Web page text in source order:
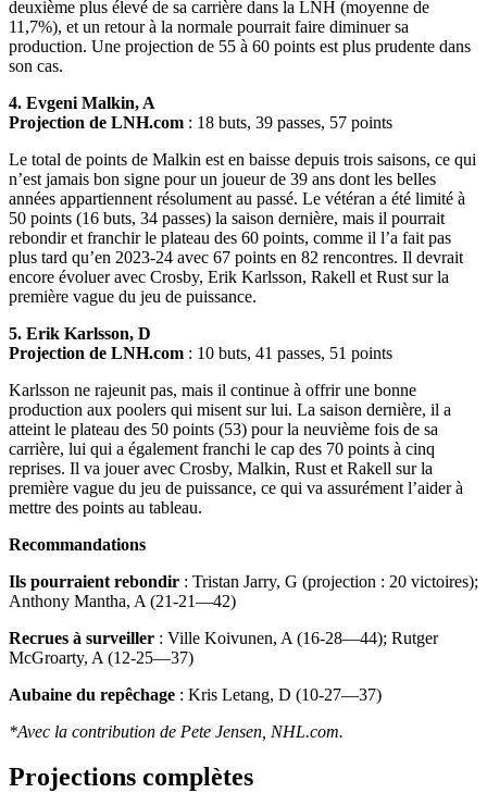
deuxième plus élevé de sa carrière dans la LNH (moyenne de
11,7%), et un retour à la normale pourrait faire diminuer sa
production. Une projection de 55 à 60 points est plus prudente dans
son cas.
4. Evgeni Malkin, A
Projection de LNH.com : 18 buts, 39 passes, 57 points
Le total de points de Malkin est en baisse depuis trois saisons, ce qui
n’est jamais bon signe pour un joueur de 39 ans dont les belles
années appartiennent résolument au passé. Le vétéran a été limité à
50 points (16 buts, 34 passes) la saison dernière, mais il pourrait
rebondir et franchir le plateau des 60 points, comme il l’a fait pas
plus tard qu’en 2023-24 avec 67 points en 82 rencontres. Il devrait
encore évoluer avec Crosby, Erik Karlsson, Rakell et Rust sur la
première vague du jeu de puissance.
5. Erik Karlsson, D
Projection de LNH.com : 10 buts, 41 passes, 51 points
Karlsson ne rajeunit pas, mais il continue à offrir une bonne
production aux poolers qui misent sur lui. La saison dernière, il a
atteint le plateau des 50 points (53) pour la neuvième fois de sa
carrière, lui qui a également franchi le cap des 70 points à cinq
reprises. Il va jouer avec Crosby, Malkin, Rust et Rakell sur la
première vague du jeu de puissance, ce qui va assurément l’aider à
mettre des points au tableau.
Recommandations
Ils pourraient rebondir : Tristan Jarry, G (projection : 20 victoires);
Anthony Mantha, A (21-21—42)
Recrues à surveiller : Ville Koivunen, A (16-28—44); Rutger
McGroarty, A (12-25—37)
Aubaine du repêchage : Kris Letang, D (10-27—37)
*Avec la contribution de Pete Jensen, NHL.com.
Projections complètes